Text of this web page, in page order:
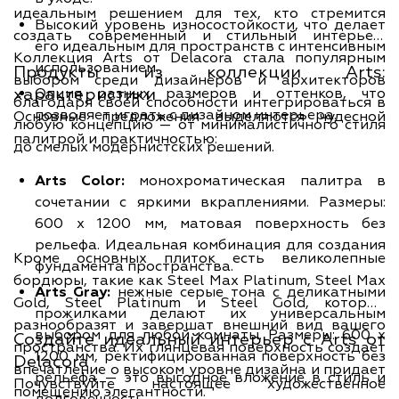
Высокий уровень износостойкости, что делает
его идеальным для пространств с интенсивным
использованием.
Опция разных размеров и оттенков, что
позволяет играть с дизайном интерьера.
идеальным решением для тех, кто стремится
создать современный и стильный интерьер.
Коллекция Arts от Delacora стала популярным
выбором среди дизайнеров и архитекторов
благодаря своей способности интегрироваться в
любую концепцию — от минималистичного стиля
до смелых модернистских решений.
Продукты из коллекции Arts:
характеристики
Основные предложения выделяются чудесной
палитрой и практичностью:
Arts Color: монохроматическая палитра в
сочетании с яркими вкраплениями. Размеры:
600 x 1200 мм, матовая поверхность без
рельефа. Идеальная комбинация для создания
фундамента пространства.
Arts Gray: нежные серые тона с деликатными
прожилками делают их универсальным
выбором для любой комнаты. Размеры: 600 x
1200 мм, ректифицированная поверхность без
рельефа — это выгодное вложение в стиль и
Кроме основных плиток есть великолепные
бордюры, такие как Steel Max Platinum, Steel Max
Gold, Steel Platinum и Steel Gold, которые
разнообразят и завершат внешний вид вашего
пространства. Их глянцевая поверхность создает
впечатление о высоком уровне дизайна и придает
помещению элегантности.
Создайте идеальный интерьер с Arts от
Delacora
Почувствуйте настоящее художественное